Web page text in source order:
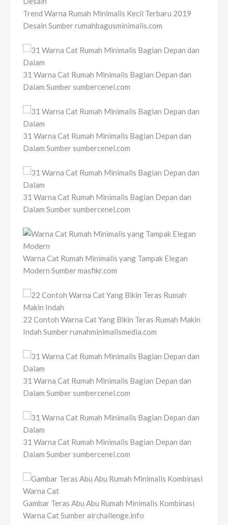
Trend Warna Rumah Minimalis Kecil Terbaru 2019
Desain Sumber rumahbagusminimalis.com
31 Warna Cat Rumah Minimalis Bagian Depan dan
Dalam Sumber sumbercenel.com
31 Warna Cat Rumah Minimalis Bagian Depan dan
Dalam Sumber sumbercenel.com
31 Warna Cat Rumah Minimalis Bagian Depan dan
Dalam Sumber sumbercenel.com
Warna Cat Rumah Minimalis yang Tampak Elegan
Modern Sumber masfikr.com
22 Contoh Warna Cat Yang Bikin Teras Rumah Makin
Indah Sumber rumahminimalismedia.com
31 Warna Cat Rumah Minimalis Bagian Depan dan
Dalam Sumber sumbercenel.com
31 Warna Cat Rumah Minimalis Bagian Depan dan
Dalam Sumber sumbercenel.com
Gambar Teras Abu Abu Rumah Minimalis Kombinasi
Warna Cat Sumber airchallenge.info